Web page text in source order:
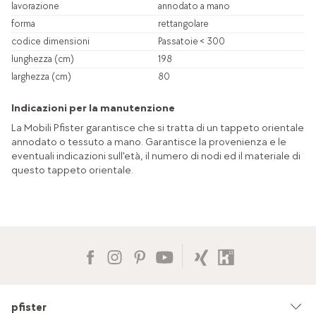
lavorazione
annodato a mano
forma
rettangolare
codice dimensioni
Passatoie < 300
lunghezza (cm)
198
larghezza (cm)
80
Indicazioni per la manutenzione
La Mobili Pfister garantisce che si tratta di un tappeto orientale
annodato o tessuto a mano. Garantisce la provenienza e le
eventuali indicazioni sull'età, il numero di nodi ed il materiale di
questo tappeto orientale.
pfister